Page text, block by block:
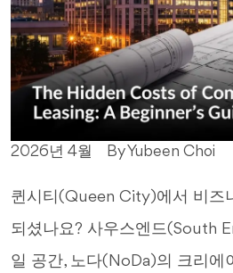
2026년 4월 By Yubeen Choi
퀸시티(Queen City)에서 비즈
되셨나요? 사우스엔드(South
일 공간, 노다(NoDa)의 크리에